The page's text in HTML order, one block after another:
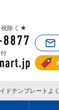
除く★
ドテンプレート よ